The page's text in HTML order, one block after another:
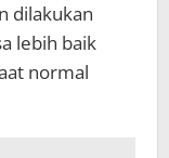
dilakukan
lebih baik
normal